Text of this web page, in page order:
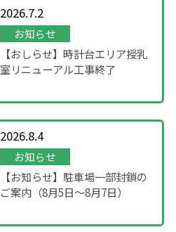
2026.7.2
お知らせ
【おしらせ】時計台エリア授乳
室リニューアル工事終了
2026.8.4
お知らせ
【お知らせ】駐車場一部封鎖の
ご案内（8月5日〜8月7日）